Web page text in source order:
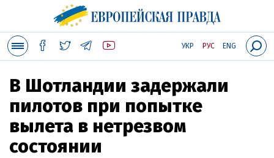
УКР РУС ENG
В Шотландии задержали
пилотов при попытке
вылета в нетрезвом
состоянии